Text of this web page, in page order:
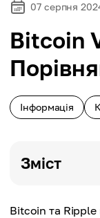
07 серпня
Bitcoin
Інформація
Зміст
Bitcoin та Ripple